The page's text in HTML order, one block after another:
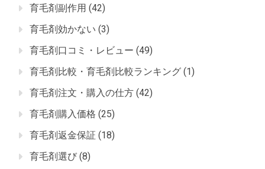
育毛剤副作用 (42)
育毛剤効かない (3)
育毛剤口コミ・レビュー (49)
育毛剤比較・育毛剤比較ランキング (1)
育毛剤注文・購入の仕方 (42)
育毛剤購入価格 (25)
育毛剤返金保証 (18)
育毛剤選び (8)